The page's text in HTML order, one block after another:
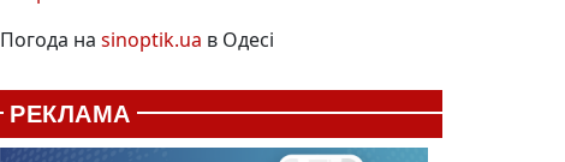
Погода на sinoptik.ua в Одесі
РЕКЛАМА